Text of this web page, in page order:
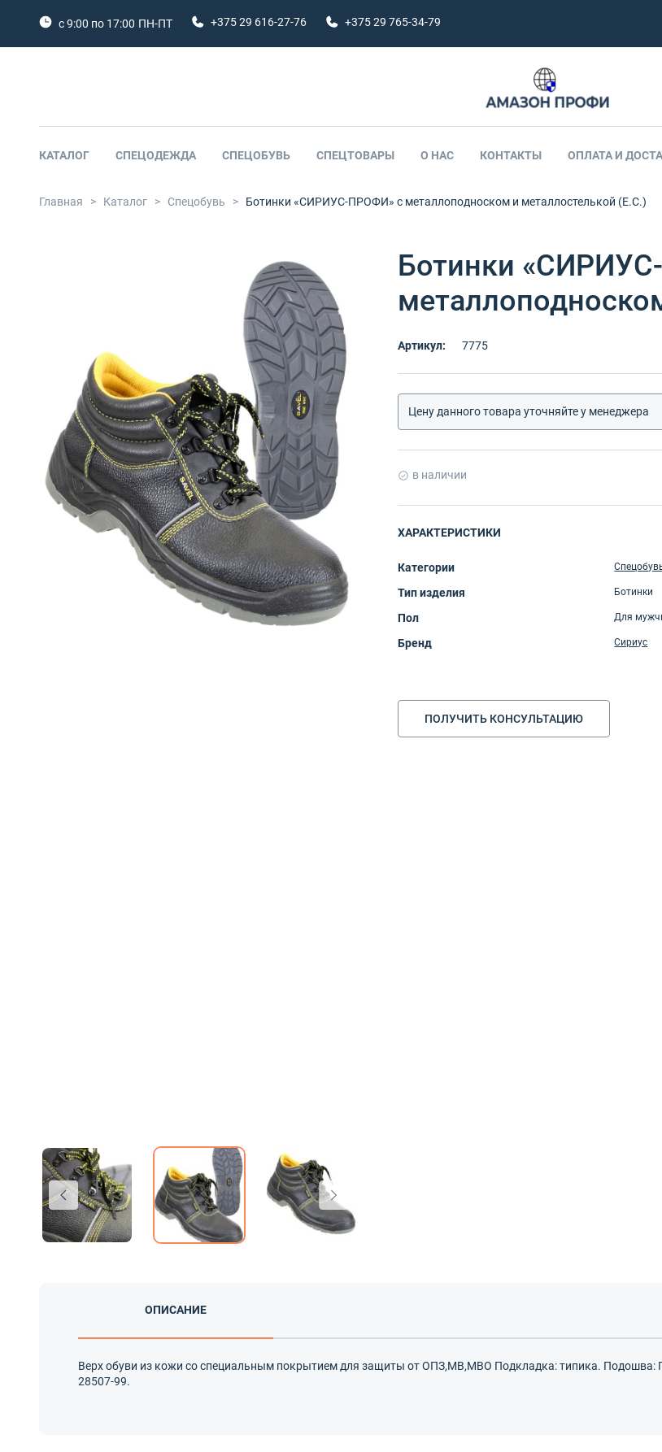
с 9:00 по 17:00 ПН-ПТ +375 29 616-27-76 +375 29 765-34-79
КАТАЛОГ СПЕЦОДЕЖДА СПЕЦОБУВЬ СПЕЦТОВАРЫ О НАС КОНТАКТЫ ОПЛАТА И
Главная > Каталог > Спецобувь > Ботинки «СИРИУС-ПРОФИ» с металлоподноском и металлостелькой (Е.С.)
Ботинки
Артикул: 7775
Цену данного товара уточняйте у менеджера
в наличии
ХАРАКТЕРИСТИКИ
Категории
Тип изделия Ботинки
Пол Для
Бренд Сириус
ПОЛУЧИТЬ КОНСУЛЬТАЦИЮ
ОПИСАНИЕ
Верх обуви из кожи со специальным покрытием для защиты от ОПЗ,МВ,МВО Подкладка: типика. Подошва:
28507-99.